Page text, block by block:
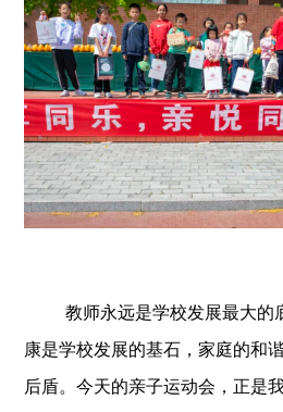
教师永远是学校发展最大的
康是学校发展的基石，家庭的和
后盾。今天的亲子运动会，正是